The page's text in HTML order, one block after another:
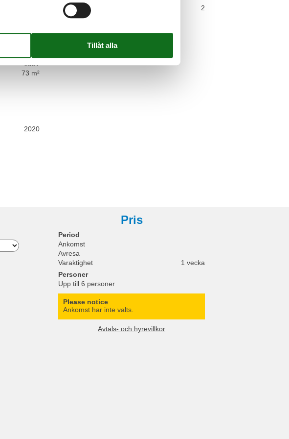
1
1987
73 m²
2020
2
Utomhuspool
Pris
Period
Ankomst
Avresa
Varaktighet
1 vecka
Personer
Upp till 6 personer
Please notice
Ankomst har inte valts.
Avtals- och hyrevillkor